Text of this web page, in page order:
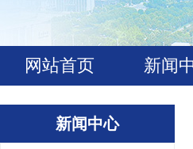
网站首页 新闻
新闻中心